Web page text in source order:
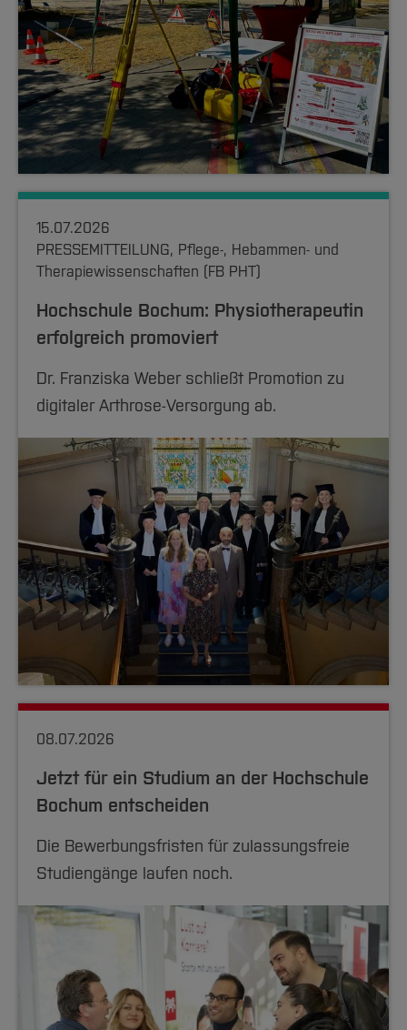
15.07.2026
PRESSEMITTEILUNG, Pflege-, Hebammen- und
Therapiewissenschaften (FB PHT)
Hochschule Bochum: Physiotherapeutin
erfolgreich promoviert
Dr. Franziska Weber schließt Promotion zu
digitaler Arthrose-Versorgung ab.
08.07.2026
Jetzt für ein Studium an der Hochschule
Bochum entscheiden
Die Bewerbungsfristen für zulassungsfreie
Studiengänge laufen noch.